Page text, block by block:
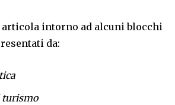
intorno ad alcuni blocchi
da:
turismo